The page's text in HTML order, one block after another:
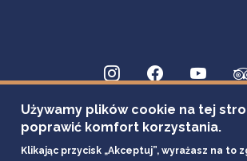
Używamy plików cookie na tej
poprawić komfort korzystania.
Klikając przycisk „Akceptuj”, wyrażasz na to